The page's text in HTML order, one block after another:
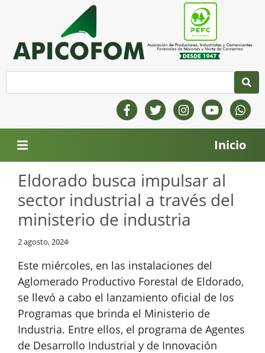
Inicio
Eldorado busca impulsar al
sector industrial a través del
ministerio de industria
2 agosto, 2024
Este miércoles, en las instalaciones del
Aglomerado Productivo Forestal de Eldorado,
se llevó a cabo el lanzamiento oficial de los
Programas que brinda el Ministerio de
Industria. Entre ellos, el programa de Agentes
de Desarrollo Industrial y de Innovación